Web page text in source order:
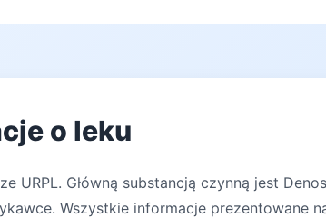
o leku
Główną substancją czynną jest
Wszystkie informacje prezentowane